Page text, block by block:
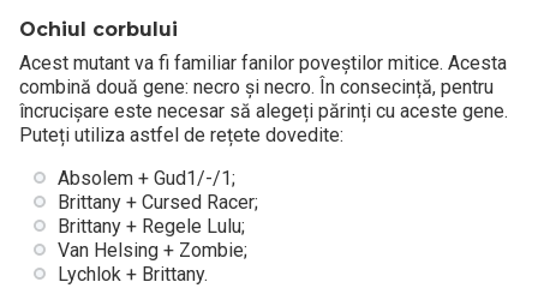
Ochiul corbului
Acest mutant va fi familiar fanilor poveștilor mitice. Acesta
combină două gene: necro și necro. În consecință, pentru
încrucișare este necesar să alegeți părinți cu aceste gene.
Puteți utiliza astfel de rețete dovedite:
Absolem + Gud1/-/1;
Brittany + Cursed Racer;
Brittany + Regele Lulu;
Van Helsing + Zombie;
Lychlok + Brittany.